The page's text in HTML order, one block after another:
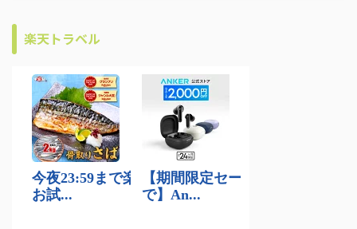
楽天トラベル